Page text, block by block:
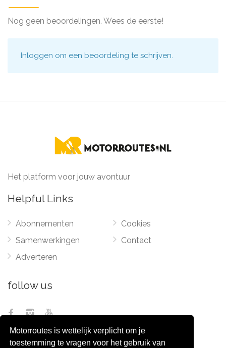
Motorroutes is wettelijk verplicht om je
toestemming te vragen voor het gebruik van
Nog geen beoordelingen. Wees de eerste!
Inloggen om een beoordeling te schrijven.
Het platform voor jouw avontuur
Helpful Links
Abonnementen
Samenwerkingen
Adverteren
Cookies
Contact
follow us